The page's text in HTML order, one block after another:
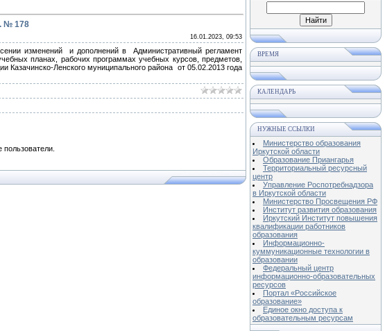
№ 178
16.01.2023, 09:53
изменений и дополнений в Административный регламент
планах, рабочих программах учебных курсов, предметов,
Ленского муниципального района от 05.02.2013 года
ВРЕМЯ
КАЛЕНДАРЬ
НУЖНЫЕ ССЫЛКИ
Министерство образования
Иркутской области
Образование Приангарья
Территориальный ресурсный
центр
Управление Роспотребнадзора
в Иркутской области
Министерство Просвещения РФ
Институт развития образования
Иркутский Институт повышения
квалификации работников
образования
Информационно-
куммуникационные технологии в
образовании
Федеральный центр
информационно-образовательных
ресурсов
Портал «Российское
образование»
Единое окно доступа к
образовательным ресурсам